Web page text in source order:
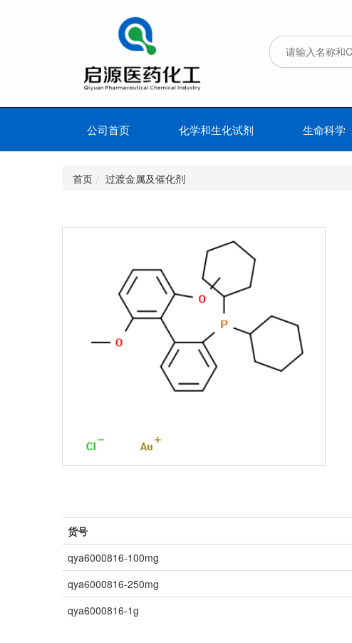
公司首页 化学和生化试剂 生命科学
首页 过渡金属及催化剂
货号
qya6000816-100mg
qya6000816-250mg
qya6000816-1g